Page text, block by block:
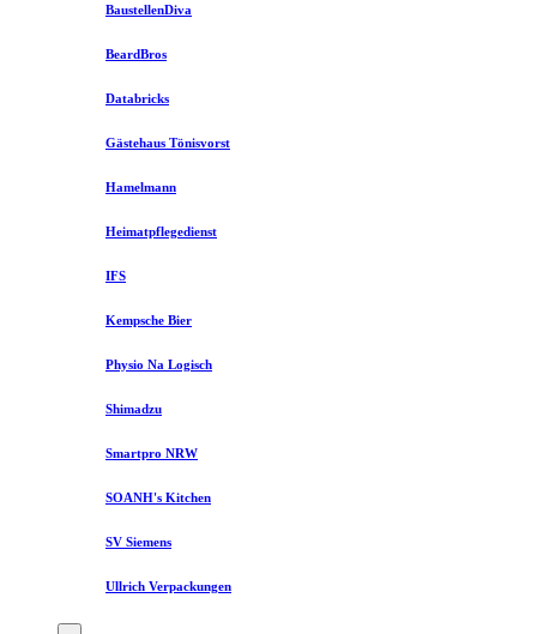
BaustellenDiva
BeardBros
Databricks
Gästehaus Tönisvorst
Hamelmann
Heimatpflegedienst
IFS
Kempsche Bier
Physio Na Logisch
Shimadzu
Smartpro NRW
SOANH's Kitchen
SV Siemens
Ullrich Verpackungen